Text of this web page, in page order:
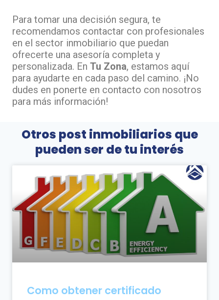
Para tomar una decisión segura, te
recomendamos contactar con profesionales
en el sector inmobiliario que puedan
ofrecerte una asesoría completa y
personalizada. En Tu Zona, estamos aquí
para ayudarte en cada paso del camino. ¡No
dudes en ponerte en contacto con nosotros
para más información!
Otros post inmobiliarios que
pueden ser de tu interés
Como obtener certificado